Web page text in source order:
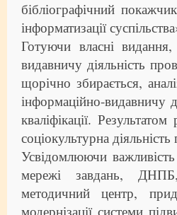
бібліографічний
інформатизації
Готуючи власні видання,
видавничу діяльність
щорічно збирається,
інформаційно-видавничу
кваліфікації.
соціокультурна
Усвідомлюючи важливість
мережі завдань,
методичний центр,
модернізації системи